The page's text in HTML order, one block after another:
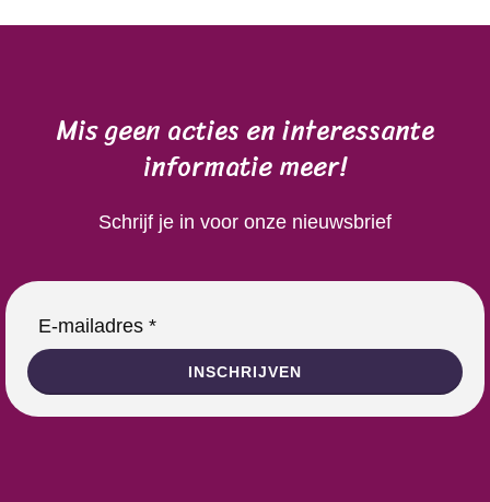
Mis geen acties en interessante
informatie meer!
Schrijf je in voor onze nieuwsbrief
Gelieve dit veld leeg te laten.